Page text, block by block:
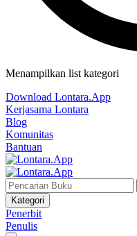
Menampilkan list kategori
Download Lontara.App
Kerjasama Lontara
Blog
Komunitas
Bantuan
Kategori
Penerbit
Penulis